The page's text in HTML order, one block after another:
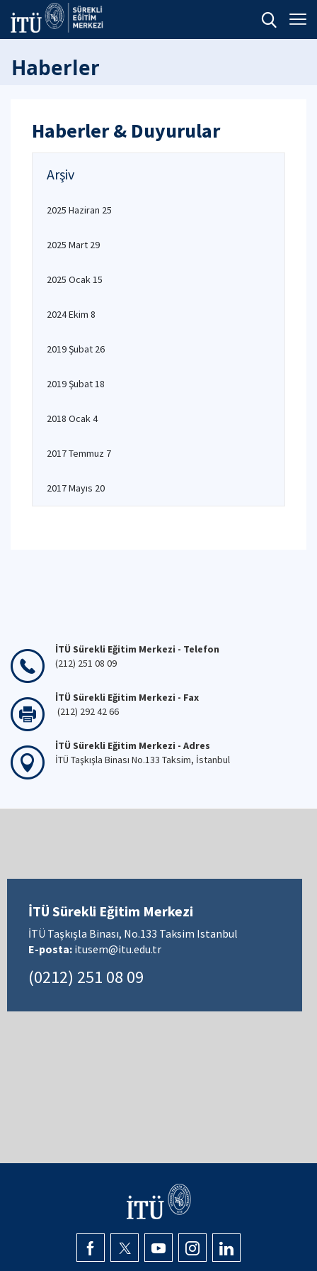
Haberler
Haberler & Duyurular
Arşiv
2025 Haziran 25
2025 Mart 29
2025 Ocak 15
2024 Ekim 8
2019 Şubat 26
2019 Şubat 18
2018 Ocak 4
2017 Temmuz 7
2017 Mayıs 20
İTÜ Sürekli Eğitim Merkezi - Telefon
(212) 251 08 09
İTÜ Sürekli Eğitim Merkezi - Fax
(212) 292 42 66
İTÜ Sürekli Eğitim Merkezi - Adres
İTÜ Taşkışla Binası No.133 Taksim, İstanbul
İTÜ Sürekli Eğitim Merkezi
İTÜ Taşkışla Binası, No.133 Taksim Istanbul
E-posta: itusem@itu.edu.tr
(0212) 251 08 09